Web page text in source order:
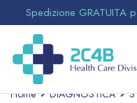
Spedizione
Home DIAGNOSTICA